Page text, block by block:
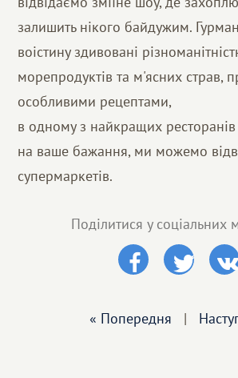
залишить нікого байдужим.
воістину здивовані
морепродуктів та м'ясних страв,
особливими рецептами,
в одному з найкращих ресторанів
на ваше бажання, ми можемо
супермаркетів.
Поділитися у соціальних
« Попередня |